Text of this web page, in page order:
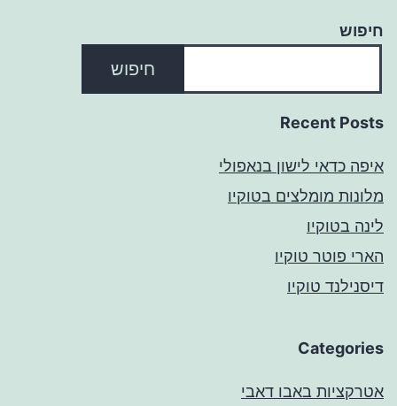
חיפוש
חיפוש
Recent Posts
איפה כדאי לישון בנאפולי
מלונות מומלצים בטוקיו
לינה בטוקיו
הארי פוטר טוקיו
דיסנילנד טוקיו
Categories
אטרקציות באבו דאבי